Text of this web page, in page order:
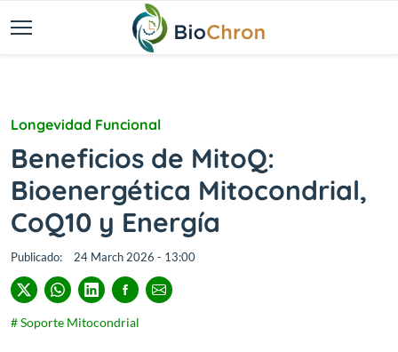
Longevidad Funcional
Beneficios de MitoQ:
Bioenergética Mitocondrial,
CoQ10 y Energía
Publicado: 24 March 2026 - 13:00
# Soporte Mitocondrial